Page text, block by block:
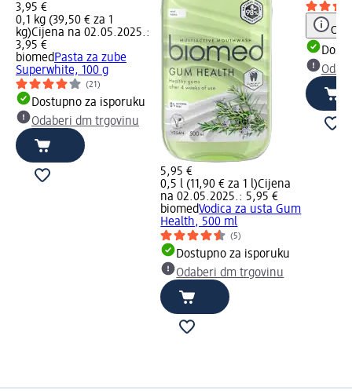
3,95 €
0,1 kg (39,50 € za 1
kg)Cijena na 02.05.2025.:
3,95 €
biomedPasta za zube
Superwhite, 100 g
(21)
Dostupno za isporuku
Odaberi dm trgovinu
5,95 €
0,5 l (11,90 € za 1 l)Cijena
na 02.05.2025.: 5,95 €
biomedVodica za usta Gum
Health, 500 ml
(5)
Dostupno za isporuku
Odaberi dm trgovinu